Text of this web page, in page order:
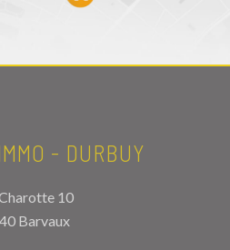
- DURBUY
10
Barvaux